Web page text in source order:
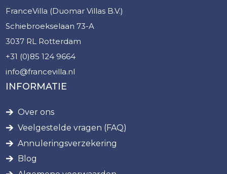
FranceVilla (Duomar Villas B.V.)
Schiebroekselaan 73-A
3037 RL Rotterdam
+31 (0)85 124 9664
info@francevilla.nl
INFORMATIE
Over ons
Veelgestelde vragen (FAQ)
Annuleringsverzekering
Blog